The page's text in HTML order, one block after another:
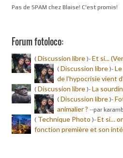
Pas de SPAM chez Blaise! C'est promis!
Forum fotoloco:
( Discussion libre )- Et si...
( Discussion libre )-
de l’hypocrisie vient
( Discussion libre )- La
( Discussion libre )-
animalier ? --par
( Technique Photo )- Et si…
fonction première et son